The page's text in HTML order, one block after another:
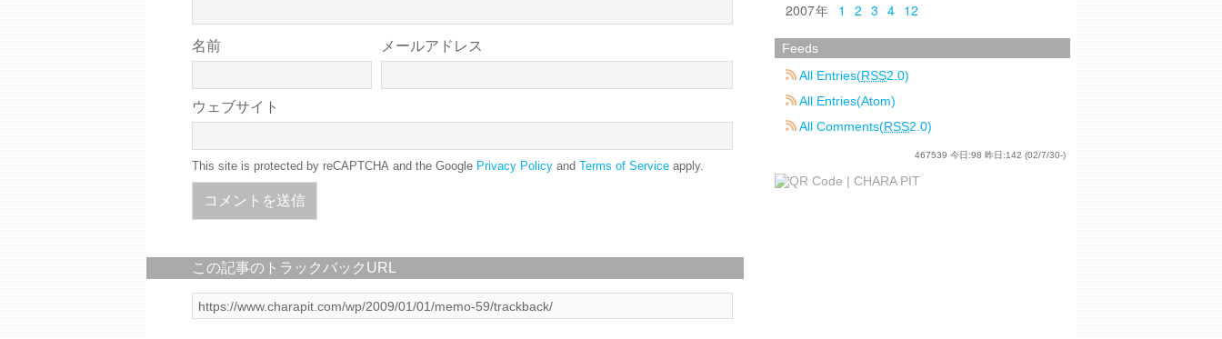
名前 メールアドレス
ウェブサイト
This site is protected by reCAPTCHA and the Google Privacy Policy and Terms of Service apply.
この記事のトラックバックURL
2007
1 2 3 4 12
Feeds
All Entries(RSS2.0)
All Entries(Atom)
All Comments(RSS2.0)
467539 今日:98 昨日:142 (02/7/30-)